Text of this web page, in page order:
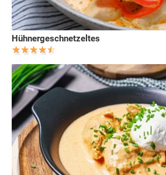
Hühnergeschnetzeltes